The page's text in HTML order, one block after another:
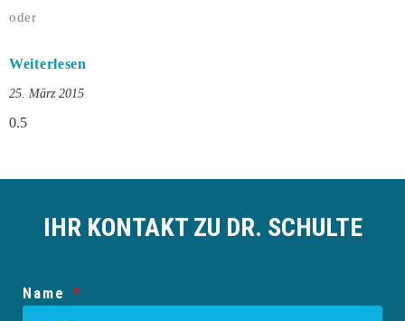
oder
Weiterlesen
25. März 2015
IHR KONTAKT ZU DR. SCHULTE
Name